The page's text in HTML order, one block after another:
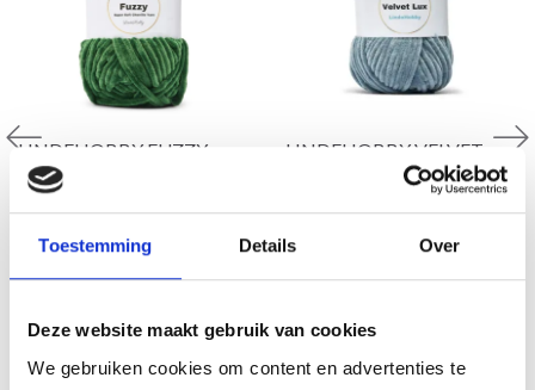
Toestemming Details Over
Deze website maakt gebruik van cookies
We gebruiken cookies om content en advertenties te
LINDEHOBBY FUZZY
CHENILLE
100% Polyester
Voir toutes les options
LINDEHOBBY VELVET
100% Polyester
Voir toutes les options